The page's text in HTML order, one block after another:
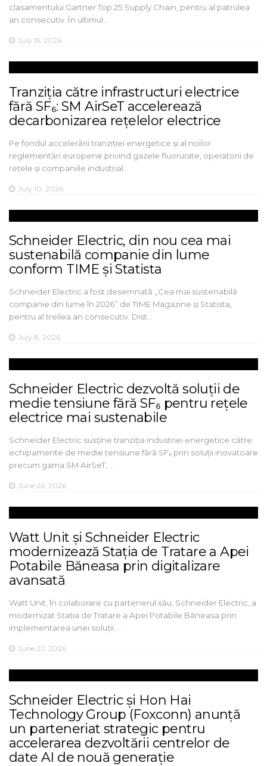
clasamentului Gartner Top 25 Supply Chain, pentru al patrulea
an consecutiv. În ultimul…
July 15, 2026
Tranziția către infrastructuri electrice
fără SF₆: SM AirSeT accelerează
decarbonizarea rețelelor electrice
Pe fondul accelerării tranziției energetice și al noilor
reglementări europene privind gazele fluorurate, operatorii de
rețele și companiile industrial…
July 10, 2026
Schneider Electric, din nou cea mai
sustenabilă companie din lume
conform TIME și Statista
Schneider Electric a fost desemnată „Cea mai sustenabilă
companie din lume în 2026” de TIME Magazine și Statista,
pentru al treilea an consecutiv. Dist…
July 8, 2026
Schneider Electric dezvoltă soluții de
medie tensiune fără SF₆ pentru rețele
electrice mai sustenabile
Schneider Electric susține tranziția industriei energetice către
echipamente de medie tensiune fără SF₆ prin soluții inovatoare
precum gama SM AirSeT, …
June 26, 2026
Watt Unit și Schneider Electric
modernizează Stația de Tratare a Apei
Potabile Băneasa prin digitalizare
avansată
Watt Unit, în colaborare cu partenerul său, Schneider Electric, a
modernizat Stația de Tratare a Apei Potabile Băneasa prin
implementarea unei soluții …
June 22, 2026
Schneider Electric și Hon Hai
Technology Group (Foxconn) anunță
un parteneriat strategic pentru
accelerarea dezvoltării centrelor de
date AI de nouă generație